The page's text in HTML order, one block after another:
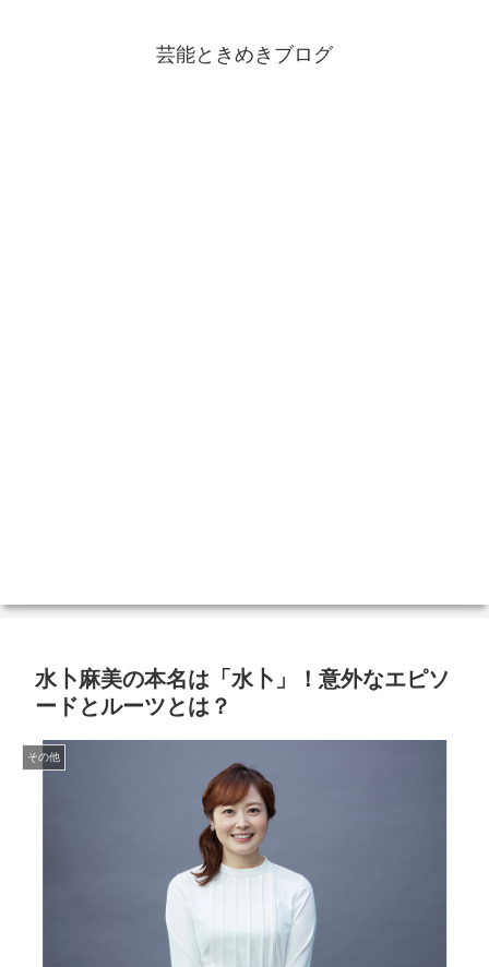
芸能ときめきブログ
水卜麻美の本名は「水卜」！意外なエピソ
ードとルーツとは？
その他